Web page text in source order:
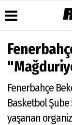
Üye Paneli
Haber
Arşivi
Gazete
Arşivi
Fenerbahçe
Basketbol Şube
yaşanan